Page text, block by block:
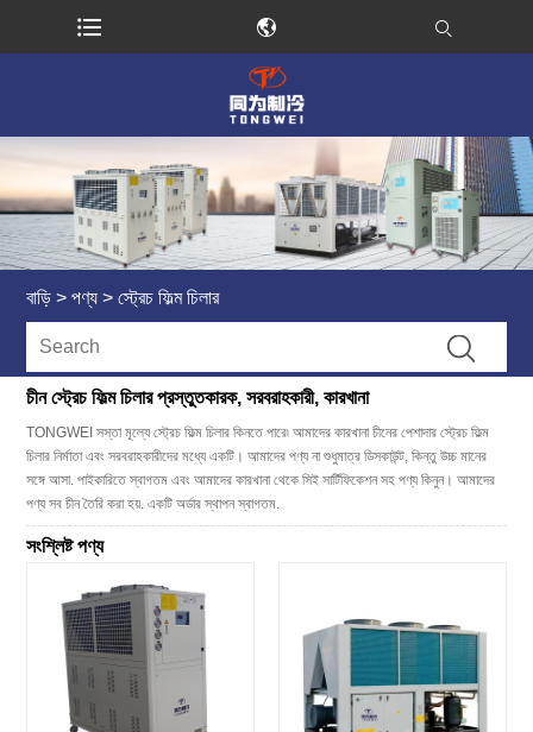
বাড়ি > পণ্য > স্ট্রেচ ফিল্ম চিলার
চীন স্ট্রেচ ফিল্ম চিলার প্রস্তুতকারক, সরবরাহকারী, কারখানা
TONGWEI সস্তা মূল্যে স্ট্রেচ ফিল্ম চিলার কিনতে পারে৷ আমাদের কারখানা চীনের পেশাদার স্ট্রেচ ফিল্ম
চিলার নির্মাতা এবং সরবরাহকারীদের মধ্যে একটি। আমাদের পণ্য না শুধুমাত্র ডিসকাউন্ট, কিন্তু উচ্চ মানের
সঙ্গে আসা. পাইকারিতে স্বাগতম এবং আমাদের কারখানা থেকে সিই সার্টিফিকেশন সহ পণ্য কিনুন। আমাদের
পণ্য সব চীন তৈরি করা হয়. একটি অর্ডার স্থাপন স্বাগতম.
সংশ্লিষ্ট পণ্য